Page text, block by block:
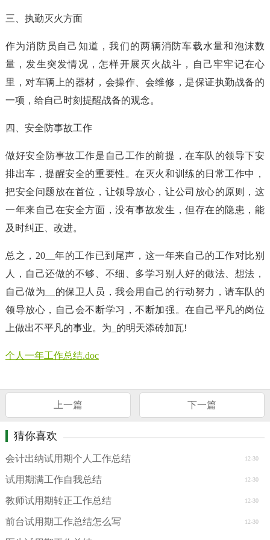
三、执勤灭火方面
作为消防员自己知道，我们的两辆消防车载水量和泡沫数
量，发生突发情况，怎样开展灭火战斗，自己牢牢记在心
里，对车辆上的器材，会操作、会维修，是保证执勤战备的
一项，给自己时刻提醒战备的观念。
四、安全防事故工作
做好安全防事故工作是自己工作的前提，在车队的领导下安
排出车，提醒安全的重要性。在灭火和训练的日常工作中，
把安全问题放在首位，让领导放心，让公司放心的原则，这
一年来自己在安全方面，没有事故发生，但存在的隐患，能
及时纠正、改进。
总之，20__年的工作已到尾声，这一年来自己的工作对比别
人，自己还做的不够、不细、多学习别人好的做法、想法，
自己做为__的保卫人员，我会用自己的行动努力，请车队的
领导放心，自己会不断学习，不断加强。在自己平凡的岗位
上做出不平凡的事业。为_的明天添砖加瓦!
个人一年工作总结.doc
上一篇 下一篇
猜你喜欢
12-30
会计出纳试用期个人工作总结
12-30
试用期满工作自我总结
12-30
教师试用期转正工作总结
12-30
前台试用期工作总结怎么写